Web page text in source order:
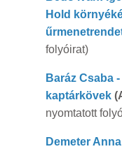
Hold
folyóirat)
Baráz Csaba
kaptárkövek
nyomtatott
Demeter